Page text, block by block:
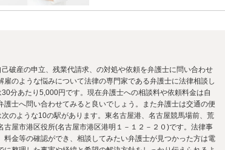
や使い方、活用方法のポイントを説明
破産の申立、残業代請求、の対処や依頼を弁護士に問い合わせ
のような悩みについて法律の専門家である弁護士に法律相談し
分あたり5,000円です。現在弁護士への相談料や依頼料金は自
士へ問い合わせてみると良いでしょう。また弁護士は交通の便
のような10の駅があります。東名古屋港、名古屋競馬場前、荒
屋市港区役所(名古屋市港区港明１－１２－２０)です。法律事
金等の確認ができ、相談してみたい弁護士が見つかった方は電